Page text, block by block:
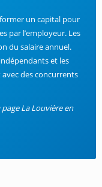
former un capital pour
par l’employeur. Les
du salaire annuel.
et les
avec des concurrents
La Louvière en